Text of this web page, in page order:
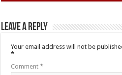
Leave a Reply
Your email address will not be
*
Comment*